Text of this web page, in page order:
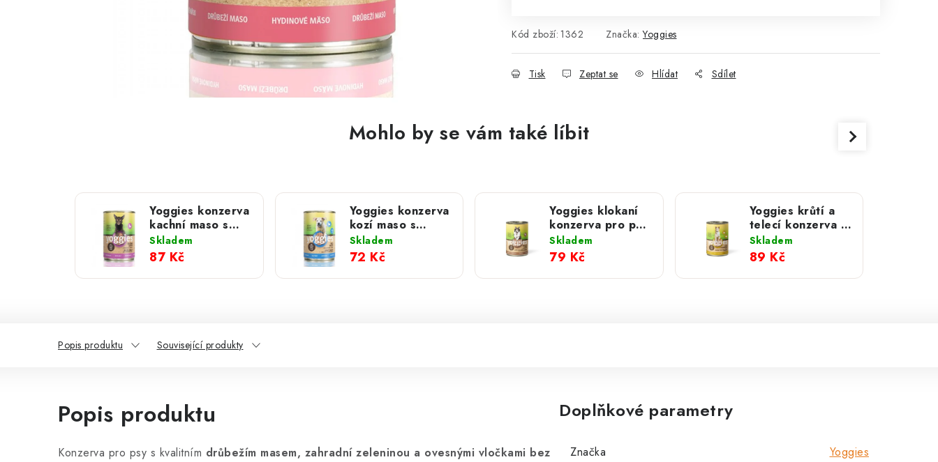
Kód zboží: 1362 Značka:Yoggies
Tisk Zeptat se Hlídat Sdílet
Mohlo by se vám také líbit
Yoggies konzerva
kachní maso s
hruškou a
Skladem
87 Kč
Yoggies konzerva
kozí maso s
bramborem a
Skladem
72 Kč
Yoggies klokaní
konzerva pro psy
s dýní a
topinamburem;
400 g
Skladem
79 Kč
Yoggies krůtí a
telecí konzerva s
jablky; 400 g
Skladem
89 Kč
Popis produktu Související produkty
Popis produktu
Konzerva pro psy s kvalitním drůbežím masem, zahradní zeleninou a ovesnými vločkami bez
Doplňkové parametry
Značka Yoggies